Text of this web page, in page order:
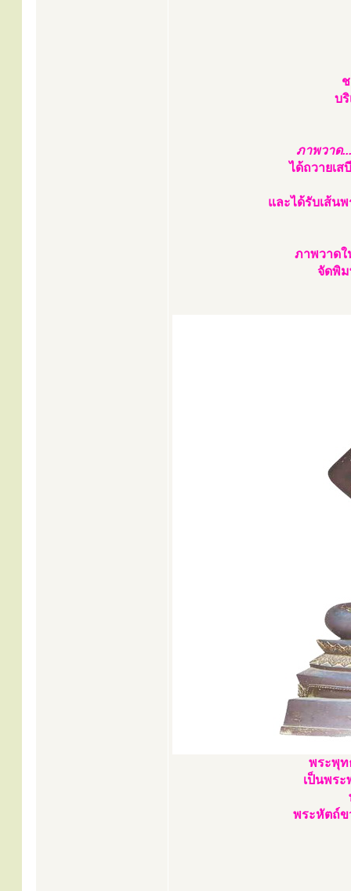
บ
ภาพวาด...
ได้ถวายเ
และได้รับเส้น
ภาพวาดใ
จัดพิม
พระพุท
เป็นพร
พระหัตถ์ข